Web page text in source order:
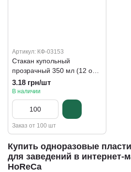
Артикул: КФ-03153
Стакан купольный
прозрачный 350 мл (12 oz)
РЕТ, d=95 мм
3.18 грн/шт
В наличии
Заказ от 100 шт
Купить одноразовые
для заведений в интернет-
HoReCa